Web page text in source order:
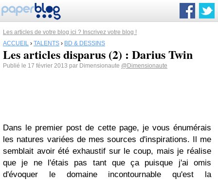
Les articles de votre blog ici ? Inscrivez votre blog !
ACCUEIL › TALENTS › BD & DESSINS
Les articles disparus (2) : Darius Twin
Publié le 17 février 2013 par Dimensionaute @Dimensionaute
Dans le premier post de cette page, je vous énumérais
les natures variées de mes sources d'inspirations. Il me
semblait avoir été exhaustif sur le coup, mais je réalise
que je ne l'étais pas tant que ça puisque j'ai omis
d'évoquer le domaine incontournable qu'est la